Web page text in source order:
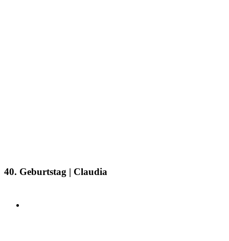
40. Geburtstag | Claudia